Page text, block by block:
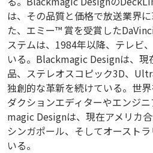
は、その品質と価格で放送業界
た、エミー™ 賞を受賞した
ステムは、1984年以降、テレビ
いる。Blackmagic Designは、現
品、ステレオスコピック3D、
独創的な革新を続けている。世
ダクションエディターやエンジ
magic Designは、現在アメリカ
シンガポール、そしてオースト
いる。